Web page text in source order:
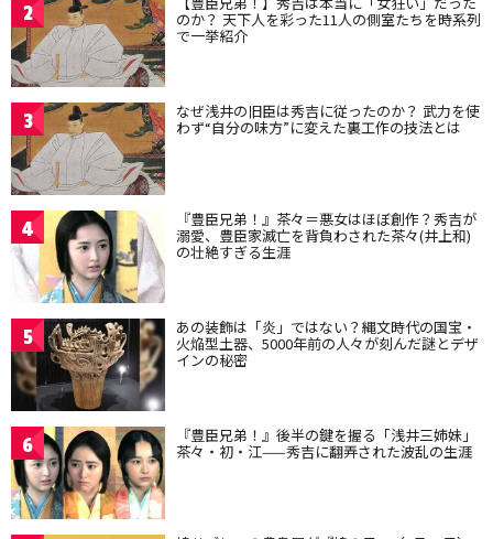
2 のか？ 天下人を彩った11人の側室たちを時系列
で一挙紹介
3 なぜ浅井の旧臣は秀吉に従ったのか？ 武力を使
わず“自分の味方”に変えた裏工作の技法とは
4 『豊臣兄弟！』茶々＝悪女はほぼ創作？秀吉が
溺愛、豊臣家滅亡を背負わされた茶々(井上和)
の壮絶すぎる生涯
5 あの装飾は「炎」ではない？縄文時代の国宝・
火焔型土器、5000年前の人々が刻んだ謎とデザ
インの秘密
6 『豊臣兄弟！』後半の鍵を握る「浅井三姉妹」
茶々・初・江——秀吉に翻弄された波乱の生涯